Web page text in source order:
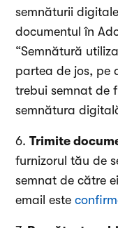
semnăturii
documentul în
“Semnătură
partea de jos, pe
trebui semnat de
semnătura
6.Trimite
furnizorul tău de
semnat de către
email este